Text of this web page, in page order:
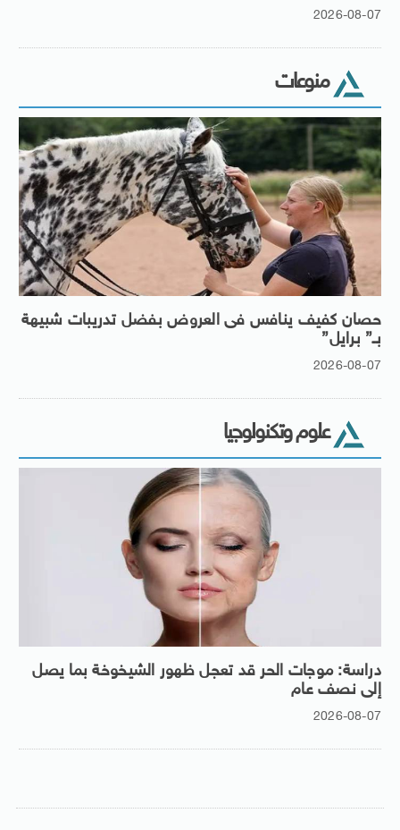
2026-08-07
منوعات
حصان كفيف ينافس فى العروض بفضل تدريبات شبيهة
بـ” برايل”
2026-08-07
علوم وتكنولوجيا
دراسة: موجات الحر قد تعجل ظهور الشيخوخة بما يصل
إلى نصف عام
2026-08-07